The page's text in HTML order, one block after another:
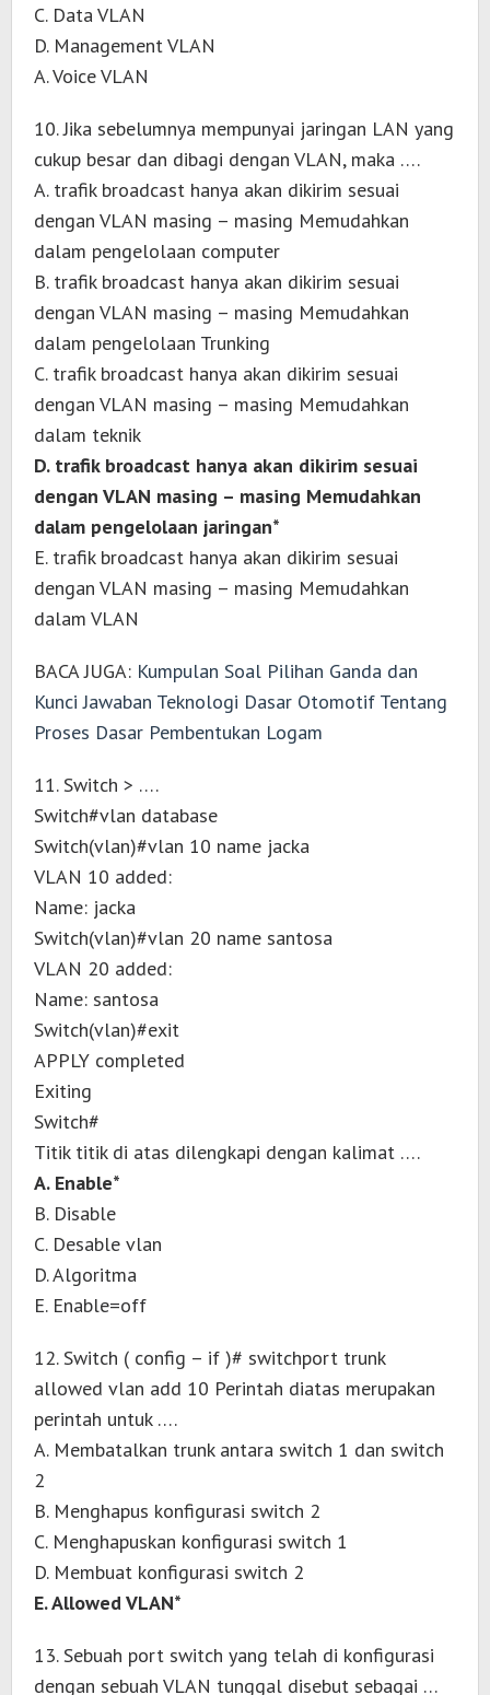
C. Data VLAN
D. Management VLAN
A. Voice VLAN
10. Jika sebelumnya mempunyai jaringan LAN yang
cukup besar dan dibagi dengan VLAN, maka ….
A. trafik broadcast hanya akan dikirim sesuai
dengan VLAN masing – masing Memudahkan
dalam pengelolaan computer
B. trafik broadcast hanya akan dikirim sesuai
dengan VLAN masing – masing Memudahkan
dalam pengelolaan Trunking
C. trafik broadcast hanya akan dikirim sesuai
dengan VLAN masing – masing Memudahkan
dalam teknik
D. trafik broadcast hanya akan dikirim sesuai
dengan VLAN masing – masing Memudahkan
dalam pengelolaan jaringan*
E. trafik broadcast hanya akan dikirim sesuai
dengan VLAN masing – masing Memudahkan
dalam VLAN
BACA JUGA: Kumpulan Soal Pilihan Ganda dan
Kunci Jawaban Teknologi Dasar Otomotif Tentang
Proses Dasar Pembentukan Logam
11. Switch > ….
Switch#vlan database
Switch(vlan)#vlan 10 name jacka
VLAN 10 added:
Name: jacka
Switch(vlan)#vlan 20 name santosa
VLAN 20 added:
Name: santosa
Switch(vlan)#exit
APPLY completed
Exiting
Switch#
Titik titik di atas dilengkapi dengan kalimat ….
A. Enable*
B. Disable
C. Desable vlan
D. Algoritma
E. Enable=off
12. Switch ( config – if )# switchport trunk
allowed vlan add 10 Perintah diatas merupakan
perintah untuk ….
A. Membatalkan trunk antara switch 1 dan switch
2
B. Menghapus konfigurasi switch 2
C. Menghapuskan konfigurasi switch 1
D. Membuat konfigurasi switch 2
E. Allowed VLAN*
13. Sebuah port switch yang telah di konfigurasi
dengan sebuah VLAN tunggal disebut sebagai …